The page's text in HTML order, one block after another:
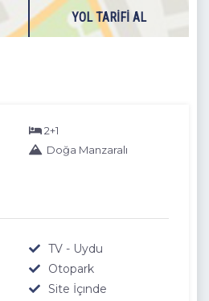
YOL TARIFI AL
2+1
Doğa Manzaralı
TV - Uydu
Otopark
Site İçınde